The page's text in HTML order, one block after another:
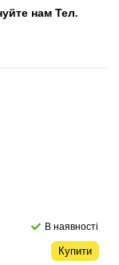
нам Тел.
В наявності
Купити